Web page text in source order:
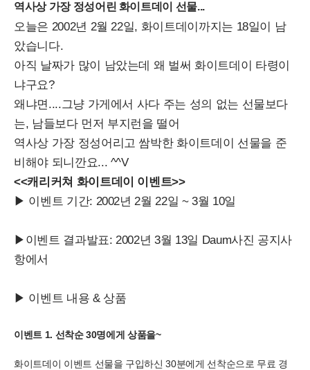
역사상 가장 정성어린 화이트데이 선물...
오늘은 2002년 2월 22일, 화이트데이까지는 18일이 남
았습니다.
아직 날짜가 많이 남았는데 왜 벌써 화이트데이 타령이
냐구요?
왜냐면....그냥 가게에서 사다 주는 성의 없는 선물보다
는, 남들보다 먼저 부지런을 떨어
역사상 가장 정성어리고 쌈박한 화이트데이 선물을 준
비해야 되니깐요... ^^V
<<캐리커쳐 화이트데이 이벤트>>
▶ 이벤트 기간: 2002년 2월 22일 ~ 3월 10일
▶이벤트 결과발표: 2002년 3월 13일 Daum사진 공지사
항에서
▶ 이벤트 내용 & 상품
이벤트 1. 선착순 30명에게 상품을~
화이트데이 이벤트 선물을 구입하신 30분에게 선착순으로 무료 경